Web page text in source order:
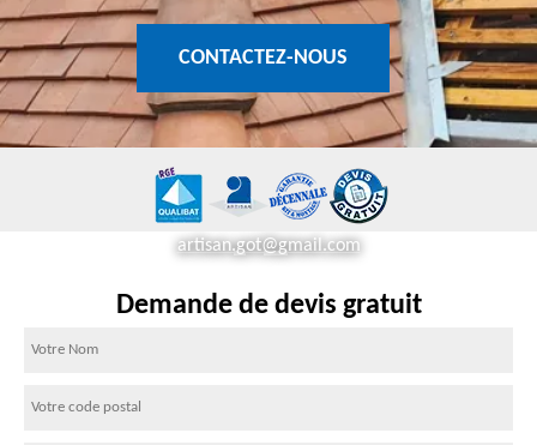
CONTACTEZ-NOUS
artisan.got@gmail.com
Demande de devis gratuit